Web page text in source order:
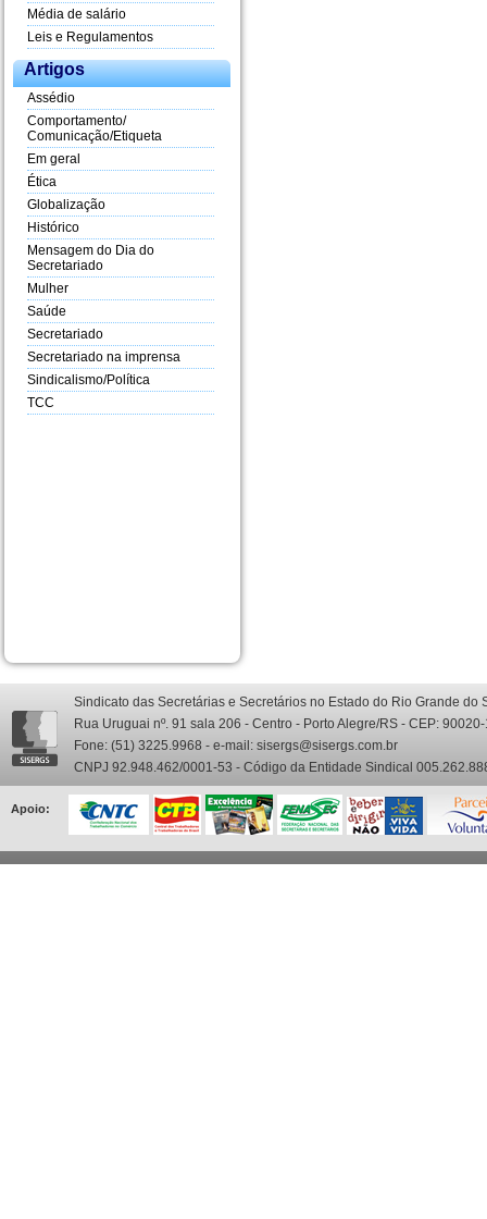
Média de salário
Leis e Regulamentos
Artigos
Assédio
Comportamento/
Comunicação/Etiqueta
Em geral
Ética
Globalização
Histórico
Mensagem do Dia do
Secretariado
Mulher
Saúde
Secretariado
Secretariado na imprensa
Sindicalismo/Política
TCC
Sindicato das Secretárias e Secretários no Estado do Rio Grande do
Rua Uruguai nº. 91 sala 206 - Centro - Porto Alegre/RS - CEP:
Fone: (51) 3225.9968 - e-mail: sisergs@sisergs.com.br
CNPJ 92.948.462/0001-53 - Código da Entidade Sindical
Apoio: